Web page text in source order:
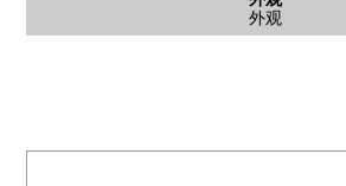
外观
外观
外观
外观
外观